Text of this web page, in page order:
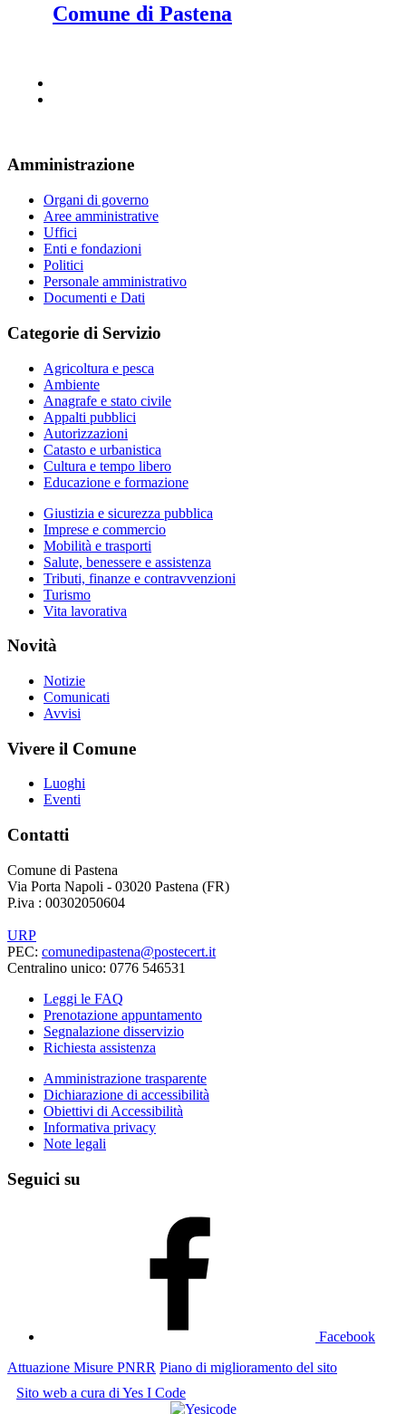
Comune di Pastena
Amministrazione
Organi di governo
Aree amministrative
Uffici
Enti e fondazioni
Politici
Personale amministrativo
Documenti e Dati
Categorie di Servizio
Agricoltura e pesca
Ambiente
Anagrafe e stato civile
Appalti pubblici
Autorizzazioni
Catasto e urbanistica
Cultura e tempo libero
Educazione e formazione
Giustizia e sicurezza pubblica
Imprese e commercio
Mobilità e trasporti
Salute, benessere e assistenza
Tributi, finanze e contravvenzioni
Turismo
Vita lavorativa
Novità
Notizie
Comunicati
Avvisi
Vivere il Comune
Luoghi
Eventi
Contatti
Comune di Pastena
Via Porta Napoli - 03020 Pastena (FR)
P.iva : 00302050604
URP
PEC: comunedipastena@postecert.it
Centralino unico: 0776 546531
Leggi le FAQ
Prenotazione appuntamento
Segnalazione disservizio
Richiesta assistenza
Amministrazione trasparente
Dichiarazione di accessibilità
Obiettivi di Accessibilità
Informativa privacy
Note legali
Seguici su
Facebook
Attuazione Misure PNRR Piano di miglioramento del sito
Sito web a cura di Yes I Code